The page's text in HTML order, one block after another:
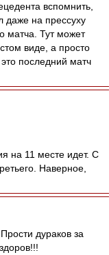
вспомнить,
даже на прессуху
матча. Тут может
виде, а просто
последний матч
на 11 месте идет. С
Наверное,
дураков за